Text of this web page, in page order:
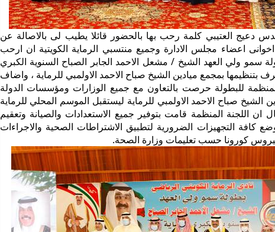
دعيج العتيبي كلمة رحب بها بالحضور قائلا يطيب لى بالاصالة عن
اعضاء مجلس الادارة وجميع منتسبي الرماية الكويتية ان ارحب
سمو ولي العهد الشيخ / مشعل الاحمد الجابر الصباح السنوية الكبري
بتنظيمها بمجمع ميادين الشيخ صباح الاحمد الاولمبي للرماية ، واضاف
المنظمة للبطولة حرصت بالتعاون مع جميع الوزارات ومؤسسات الدولة
الشيخ صباح الاحمد الاولمبي للرماية ليستقبل الموسم المحلي للرماية
، وقال ان اللجنة المنظمة قامت بتوفير جميع الاستعدادات والصيانة وتعقيم
كافة التجهيزات الضرورية لتطبيق الاشتراطات الصحية والاجراءات
فيروس كورونا حسب تعليمات وزارة الصحة.